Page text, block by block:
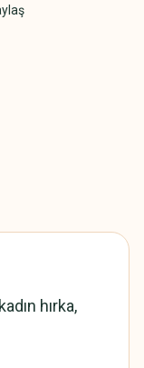
hırka,